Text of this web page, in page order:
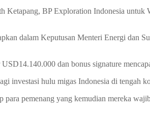
Ketapang, BP Exploration Indonesia
dalam Keputusan Menteri Energi dan
dan bonus signature
investasi hulu migas Indonesia di tengah
pemenang yang kemudian mereka